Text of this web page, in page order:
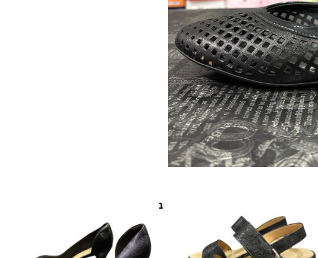
פריטים נוספים במיוחד בשבילך